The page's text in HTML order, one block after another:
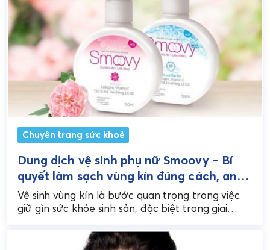
Chuyên trang sức khoẻ
Dung dịch vệ sinh phụ nữ Smoovy – Bí
quyết làm sạch vùng kín đúng cách, an
toàn
Vệ sinh vùng kín là bước quan trọng trong việc
giữ gìn sức khỏe sinh sản, đặc biệt trong giai